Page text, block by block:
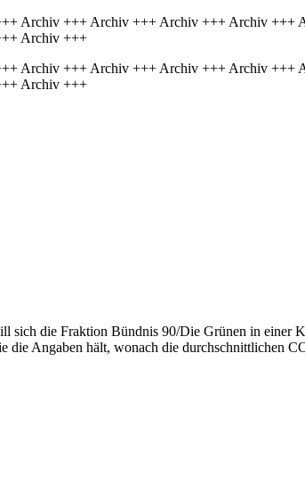
Archiv +++ Archiv +++ Archiv +++ Archiv
Archiv +++
Archiv +++ Archiv +++ Archiv +++ Archiv
Archiv +++
sich die Fraktion Bündnis 90/Die Grünen in einer
Angaben hält, wonach die durchschnittlichen